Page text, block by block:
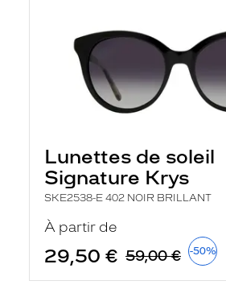
Lunettes de soleil
Signature Krys
SKE2538-E 402 NOIR BRILLANT
À partir de
29,50 € 59,00 € -50%